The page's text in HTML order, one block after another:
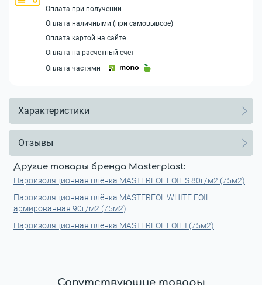
Оплата при получении
Оплата наличными (при самовывозе)
Оплата картой на сайте
Оплата на расчетный счет
Оплата частями
Характеристики
Отзывы
Другие товары бренда Masterplast:
Пароизоляционная плёнка MASTERFOL FOIL S 80г/м2 (75м2)
Пароизоляционная плёнка MASTERFOL WHITE FOIL
армированная 90г/м2 (75м2)
Пароизоляционная плёнка MASTERFOL FOIL I (75м2)
Сопутствующие товары